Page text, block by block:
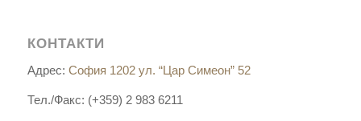
КОНТАКТИ
Адрес: София 1202 ул. “Цар Симеон” 52
Тел./Факс: (+359) 2 983 6211